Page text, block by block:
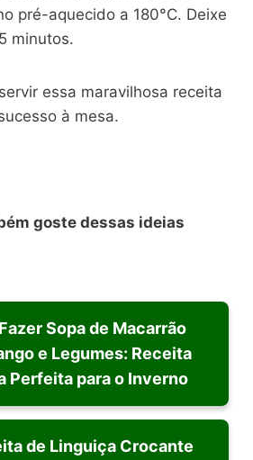
pré-aquecido a 180°C. Deixe
minutos.
essa maravilhosa receita
à mesa.
goste dessas ideias
Sopa de Macarrão
e Legumes: Receita
Perfeita para o Inverno
de Linguiça Crocante